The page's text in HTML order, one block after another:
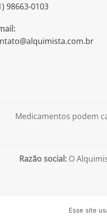
98663-0103
Medicamentos podem
Razão social: O
Esse site